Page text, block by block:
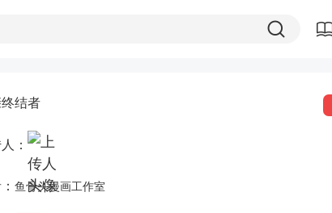
结者
：
鱼骨头漫画工作室